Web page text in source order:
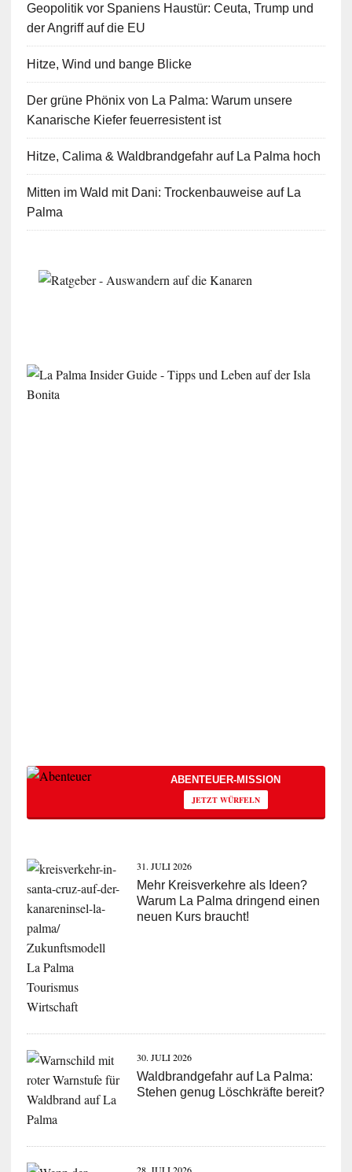
Geopolitik vor Spaniens Haustür: Ceuta, Trump und
der Angriff auf die EU
Hitze, Wind und bange Blicke
Der grüne Phönix von La Palma: Warum unsere
Kanarische Kiefer feuerresistent ist
Hitze, Calima & Waldbrandgefahr auf La Palma hoch
Mitten im Wald mit Dani: Trockenbauweise auf La
Palma
ABENTEUER-MISSION
JETZT WÜRFELN
31. JULI 2026
Mehr Kreisverkehre als Ideen?
Warum La Palma dringend einen
neuen Kurs braucht!
30. JULI 2026
Waldbrandgefahr auf La Palma:
Stehen genug Löschkräfte bereit?
28. JULI 2026